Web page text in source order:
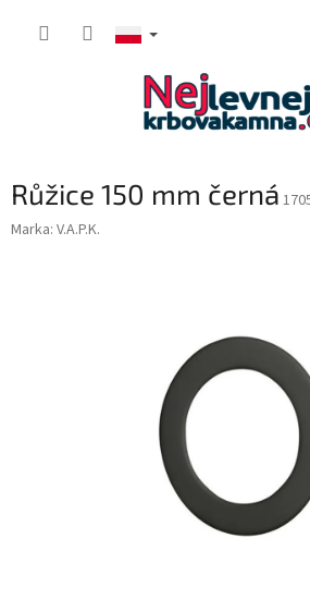
Růžice 150 mm černá
Marka: V.A.P.K.